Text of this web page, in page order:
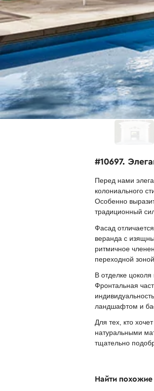
#10697.
Перед нами
колониального
Особенно
традиционный
Фасад
веранда с
ритмичное
переходной
В отделке
Фронтальная
ландшафтом и
Для тех, кто
натуральными
тщательно
Найти